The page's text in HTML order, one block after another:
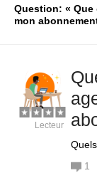
Question: «
mon
Lecteur
1